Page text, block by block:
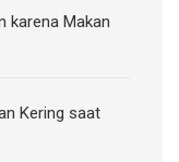
karena Makan
Kering saat